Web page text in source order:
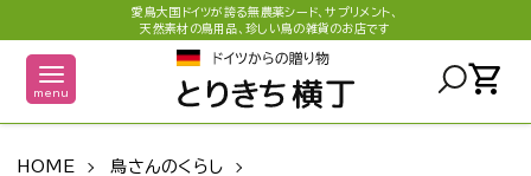
愛鳥大国ドイツが誇る無農薬シード、サプリメント、
天然素材の鳥用品、珍しい鳥の雑貨のお店です
menu shopping_cart
HOME
鳥さんのくらし